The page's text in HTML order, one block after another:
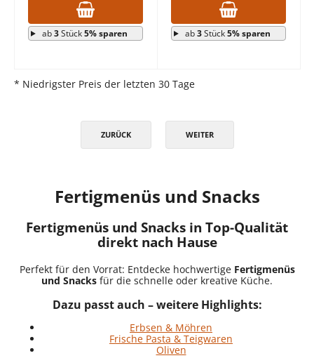
ab3Stück5% sparen ab3Stück5% sparen
* Niedrigster Preis der letzten 30 Tage
ZURÜCK WEITER
Fertigmenüs und Snacks
Fertigmenüs und Snacks in Top-Qualität
direkt nach Hause
Perfekt für den Vorrat: Entdecke hochwertige Fertigmenüs
und Snacks für die schnelle oder kreative Küche.
Dazu passt auch – weitere Highlights:
Erbsen & Möhren
Frische Pasta & Teigwaren
Oliven